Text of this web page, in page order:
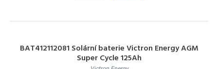
BAT412112081 Solární baterie Victron Energy AGM
Super Cycle 125Ah